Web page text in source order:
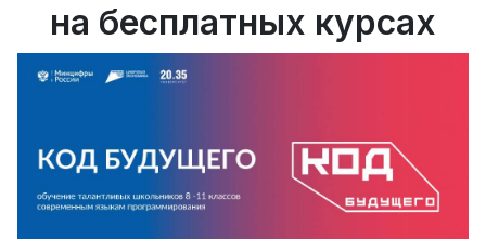
на бесплатных курсах